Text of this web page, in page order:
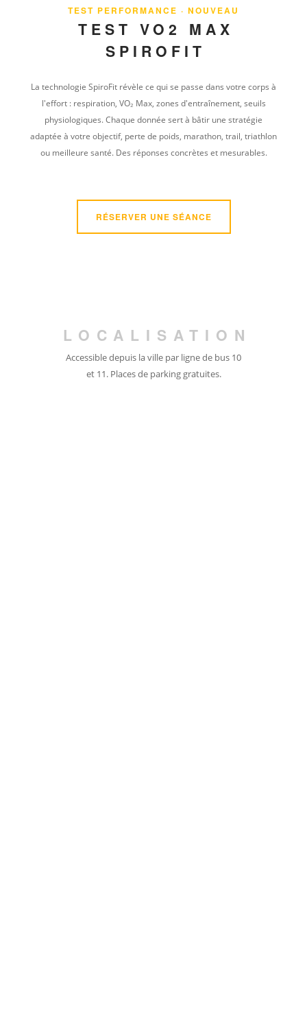
TEST PERFORMANCE · NOUVEAU
TEST VO2 MAX
SPIROFIT
La technologie SpiroFit révèle ce qui se passe dans votre corps à
l'effort : respiration, VO₂ Max, zones d'entraînement, seuils
physiologiques. Chaque donnée sert à bâtir une stratégie
adaptée à votre objectif, perte de poids, marathon, trail, triathlon
ou meilleure santé. Des réponses concrètes et mesurables.
RÉSERVER UNE SÉANCE
LOCALISATION
Accessible depuis la ville par ligne de bus 10
et 11.Places de parking gratuites.